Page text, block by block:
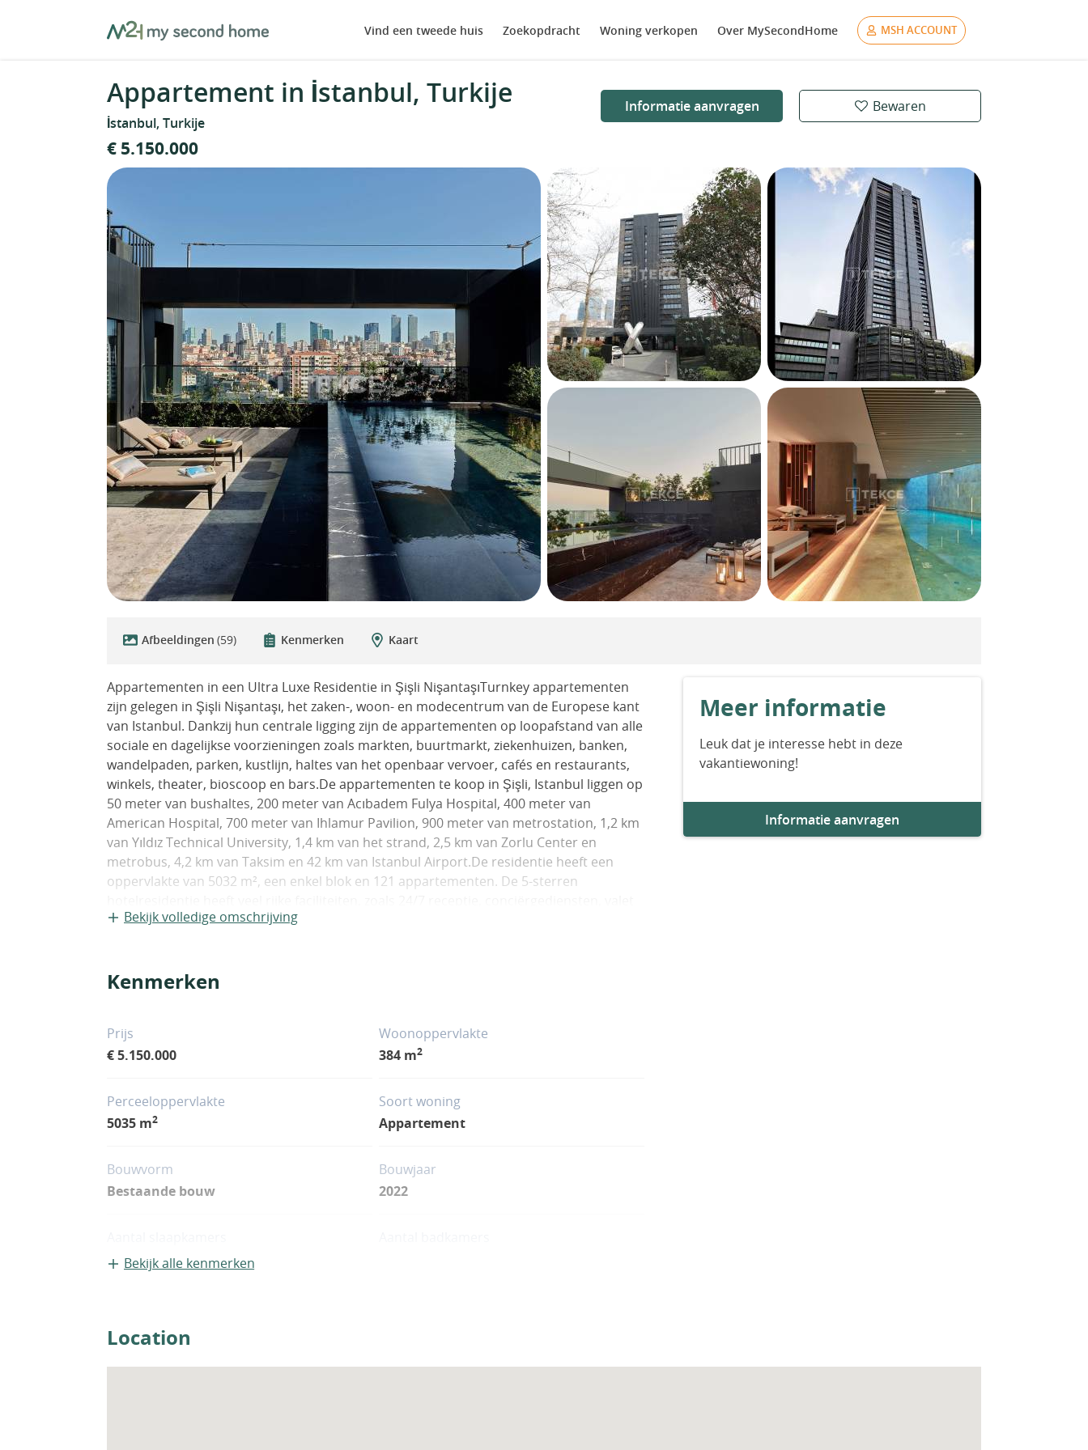
MySecondHome Vind een tweede huis Zoekopdracht Woning verkopen Over MySecondHome MSH ACCOUNT
Appartement in İstanbul, Turkije
İstanbul, Turkije
Informatie aanvragen Bewaren
€ 5.150.000
Afbeeldingen (59) Kenmerken Kaart
Appartementen in een Ultra Luxe Residentie in Şişli NişantaşıTurnkey appartementen
zijn gelegen in Şişli Nişantaşı, het zaken-, woon- en modecentrum van de Europese kant
van Istanbul. Dankzij hun centrale ligging zijn de appartementen op loopafstand van alle
sociale en dagelijkse voorzieningen zoals markten, buurtmarkt, ziekenhuizen, banken,
wandelpaden, parken, kustlijn, haltes van het openbaar vervoer, cafés en restaurants,
winkels, theater, bioscoop en bars.De appartementen te koop in Şişli, Istanbul liggen op
50 meter van bushaltes, 200 meter van Acıbadem Fulya Hospital, 400 meter van
American Hospital, 700 meter van Ihlamur Pavilion, 900 meter van metrostation, 1,2 km
van Yıldız Technical University, 1,4 km van het strand, 2,5 km van Zorlu Center en
metrobus, 4,2 km van Taksim en 42 km van Istanbul Airport.De residentie heeft een
oppervlakte van 5032 m², een enkel blok en 121 appartementen. De 5-sterren
parking, technische en nooddiensten, schoonmaakdiensten, postkamers,
overdekt zwembad, kinderspeelplaats, Turks bad, sauna, sportcentrum en 24/7
glasvezelinternetinfrastructuur, Wi-Fi-internet, centraal warmwatersysteem, centraal
kabel-tv-systeem, keukenapparatuur, airconditioners, terras en smart home-systeem.
Bekijk volledige omschrijving
Kenmerken
Prijs
€ 5.150.000
Woonoppervlakte
384 m2
Perceeloppervlakte
5035 m2
Soort woning
Appartement
Bouwvorm
Bestaande bouw
Bouwjaar
2022
4
Airco
Sauna
Whirlpool
Bekijk alle kenmerken
Meer informatie
Leuk dat je interesse hebt in deze
vakantiewoning!
Informatie aanvragen
Location